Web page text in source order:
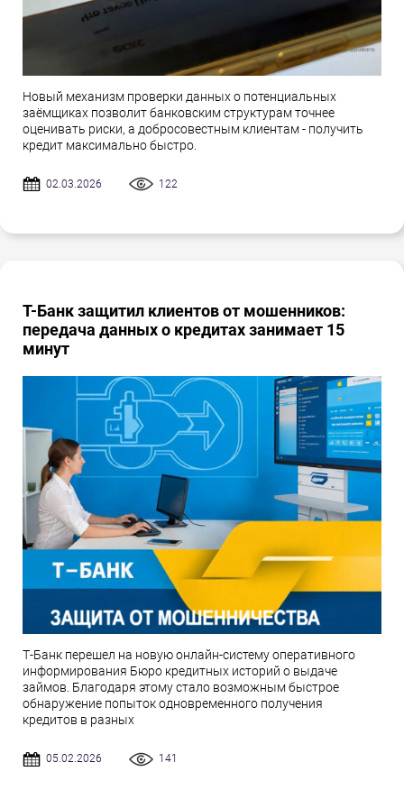
Новый механизм проверки данных о потенциальных
заёмщиках позволит банковским структурам точнее
оценивать риски, а добросовестным клиентам - получить
кредит максимально быстро.
02.03.2026 122
Т-Банк защитил клиентов от мошенников:
передача данных о кредитах занимает 15
минут
Т-Банк перешел на новую онлайн-систему оперативного
информирования Бюро кредитных историй о выдаче
займов. Благодаря этому стало возможным быстрое
обнаружение попыток одновременного получения
кредитов в разных
05.02.2026 141